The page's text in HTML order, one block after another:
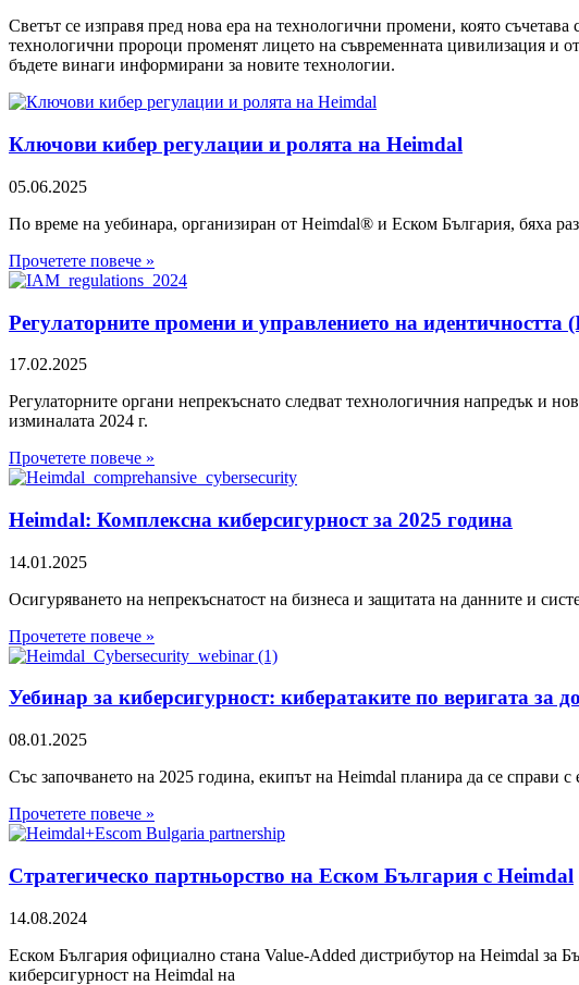
Светът се изправя пред нова ера на технологични промени, която
технологични пророци променят лицето на съвременната цивилизация и
бъдете винаги информирани за новите технологии.
Ключови кибер регулации и ролята на Heimdal
05.06.2025
По време на уебинара, организиран от Heimdal® и Еском България, бяха
Прочетете повече »
Регулаторните промени и управлението на идентичността
17.02.2025
Регулаторните органи непрекъснато следват технологичния напредък и
изминалата 2024 г.
Прочетете повече »
Heimdal: Комплексна киберсигурност за 2025 година
14.01.2025
Осигуряването на непрекъснатост на бизнеса и защитата на данните и
Прочетете повече »
Уебинар за киберсигурност: кибератаките по веригата за
08.01.2025
Със започването на 2025 година, екипът на Heimdal планира да се справи
Прочетете повече »
Стратегическо партньорство на Еском България с Heimdal
14.08.2024
Еском България официално стана Value-Added дистрибутор на Heimdal за
киберсигурност на Heimdal на